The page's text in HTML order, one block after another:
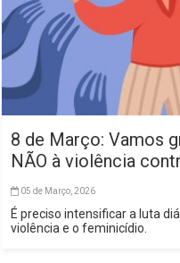
8 de Março: Vamos
NÃO à violência
05 de Março, 2026
É preciso intensificar a luta
violência e o feminicídio.